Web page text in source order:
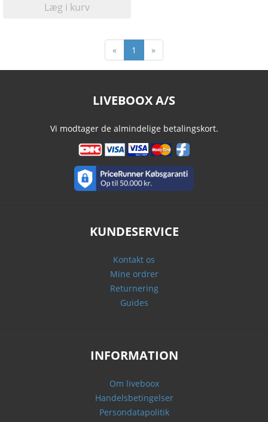
Læg i kurv
« 1 »
LIVEBOOX A/S
Vi modtager de almindelige betalingskort.
KUNDESERVICE
Kontakt os
Mine ordrer
Returnering
Guides
INFORMATION
Om liveboox
Handelsbetingelser
Persondatapolitik